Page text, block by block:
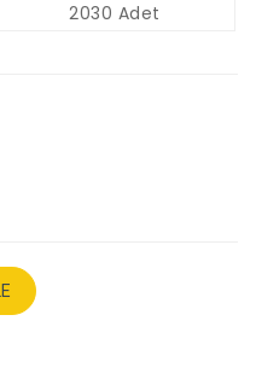
2030 Adet